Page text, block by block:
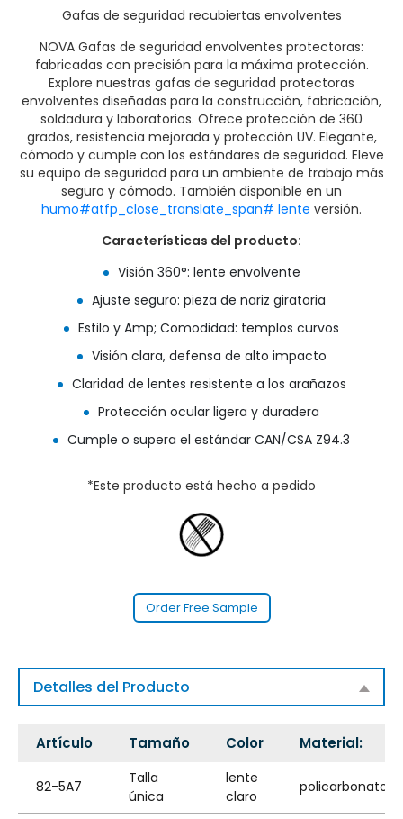
Gafas de seguridad recubiertas envolventes
NOVA Gafas de seguridad envolventes protectoras:
fabricadas con precisión para la máxima protección.
Explore nuestras gafas de seguridad protectoras
envolventes diseñadas para la construcción, fabricación,
soldadura y laboratorios. Ofrece protección de 360
grados, resistencia mejorada y protección UV. Elegante,
cómodo y cumple con los estándares de seguridad. Eleve
su equipo de seguridad para un ambiente de trabajo más
seguro y cómodo. También disponible en un
humo#atfp_close_translate_span# lente versión.
Características del producto:
Visión 360°: lente envolvente
Ajuste seguro: pieza de nariz giratoria
Estilo y Amp; Comodidad: templos curvos
Visión clara, defensa de alto impacto
Claridad de lentes resistente a los arañazos
Protección ocular ligera y duradera
Cumple o supera el estándar CAN/CSA Z94.3
*Este producto está hecho a pedido
Order Free Sample
Detalles del Producto
Artículo Tamaño Color Material:
82-5A7
Talla
única
lente
claro
policarbonato